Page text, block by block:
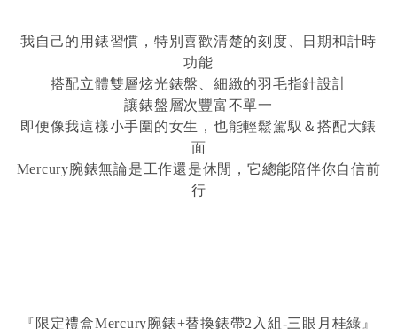
我自己的用錶習慣，特別喜歡清楚的刻度、日期和計時
功能
搭配立體雙層炫光錶盤、細緻的羽毛指針設計
讓錶盤層次豐富不單一
即便像我這樣小手圍的女生，也能輕鬆駕馭＆搭配大錶
面
Mercury腕錶無論是工作還是休閒，它總能陪伴你自信前
行
『限定禮盒Mercury腕錶+替換錶帶2入組-三眼月桂綠』